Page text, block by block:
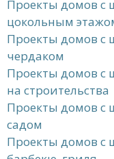
Проекты домов
цокольным
Проекты домов
чердаком
Проекты домов с
на строительства
Проекты домов с
садом
Проекты домов с